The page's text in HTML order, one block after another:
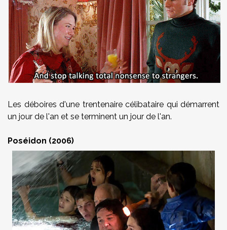
Les déboires d'une trentenaire célibataire qui démarrent
un jour de l'an et se terminent un jour de l'an.
Poséidon (2006)